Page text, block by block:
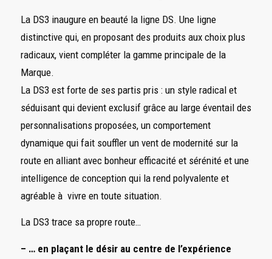
La DS3 inaugure en beauté la ligne DS. Une ligne
distinctive qui, en proposant des produits aux choix plus
radicaux, vient compléter la gamme principale de la
Marque.
La DS3 est forte de ses partis pris : un style radical et
séduisant qui devient exclusif grâce au large éventail des
personnalisations proposées, un comportement
dynamique qui fait souffler un vent de modernité sur la
route en alliant avec bonheur efficacité et sérénité et une
intelligence de conception qui la rend polyvalente et
agréable à vivre en toute situation.
La DS3 trace sa propre route…
– … en plaçant le désir au centre de l’expérience